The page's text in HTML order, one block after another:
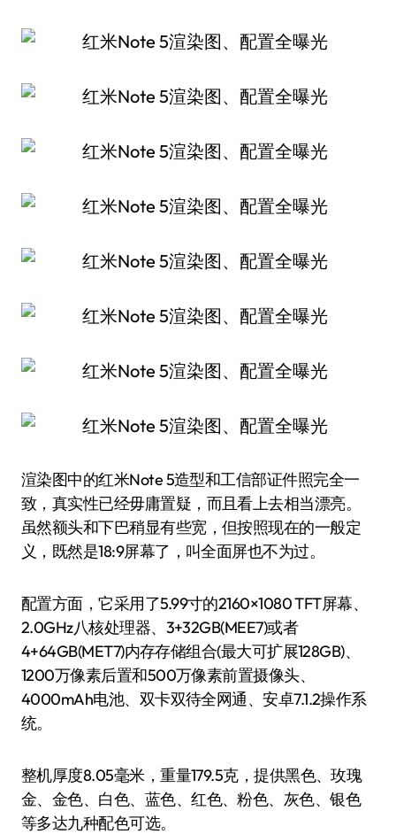
渲染图中的红米Note 5造型和工信部证件照完全一
致，真实性已经毋庸置疑，而且看上去相当漂亮。
虽然额头和下巴稍显有些宽，但按照现在的一般定
义，既然是18:9屏幕了，叫全面屏也不为过。
配置方面，它采用了5.99寸的2160×1080 TFT屏幕、
2.0GHz八核处理器、3+32GB(MEE7)或者
4+64GB(MET7)内存存储组合(最大可扩展128GB)、
1200万像素后置和500万像素前置摄像头、
4000mAh电池、双卡双待全网通、安卓7.1.2操作系
统。
整机厚度8.05毫米，重量179.5克，提供黑色、玫瑰
金、金色、白色、蓝色、红色、粉色、灰色、银色
等多达九种配色可选。